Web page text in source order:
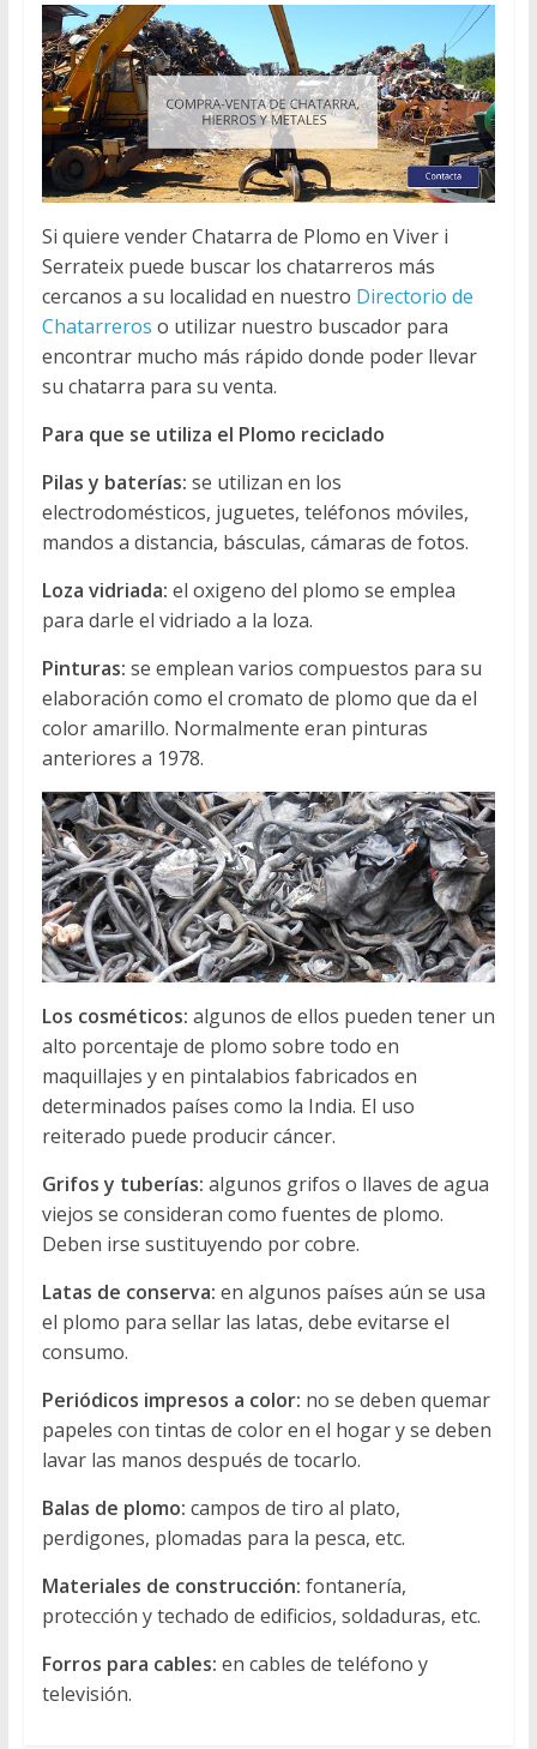
Si quiere vender Chatarra de Plomo en Viver i
Serrateix puede buscar los chatarreros más
cercanos a su localidad en nuestro Directorio de
Chatarreros o utilizar nuestro buscador para
encontrar mucho más rápido donde poder llevar
su chatarra para su venta.
Para que se utiliza el Plomo reciclado
Pilas y baterías: se utilizan en los
electrodomésticos, juguetes, teléfonos móviles,
mandos a distancia, básculas, cámaras de fotos.
Loza vidriada: el oxigeno del plomo se emplea
para darle el vidriado a la loza.
Pinturas: se emplean varios compuestos para su
elaboración como el cromato de plomo que da el
color amarillo. Normalmente eran pinturas
anteriores a 1978.
Los cosméticos: algunos de ellos pueden tener un
alto porcentaje de plomo sobre todo en
maquillajes y en pintalabios fabricados en
determinados países como la India. El uso
reiterado puede producir cáncer.
Grifos y tuberías: algunos grifos o llaves de agua
viejos se consideran como fuentes de plomo.
Deben irse sustituyendo por cobre.
Latas de conserva: en algunos países aún se usa
el plomo para sellar las latas, debe evitarse el
consumo.
Periódicos impresos a color: no se deben quemar
papeles con tintas de color en el hogar y se deben
lavar las manos después de tocarlo.
Balas de plomo: campos de tiro al plato,
perdigones, plomadas para la pesca, etc.
Materiales de construcción: fontanería,
protección y techado de edificios, soldaduras, etc.
Forros para cables: en cables de teléfono y
televisión.